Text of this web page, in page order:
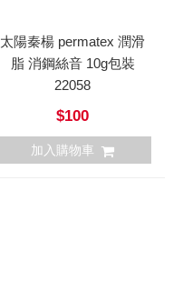
太陽秦楊 permatex 潤滑
脂 消鋼絲音 10g包裝
22058
$100
加入購物車